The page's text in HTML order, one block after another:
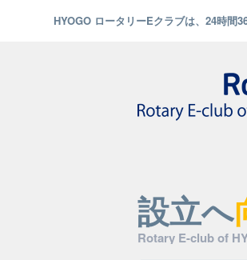
HYOGO ロータリーEクラブは、24時間
設立へ
Rotary E-club of